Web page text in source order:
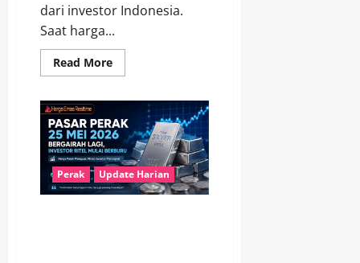
dari investor Indonesia.
Saat harga...
Read MoreRead
more
Mei
2026
Jadi
Aset
Menarik
Saat
Harga
Emas
Perak Update Harian